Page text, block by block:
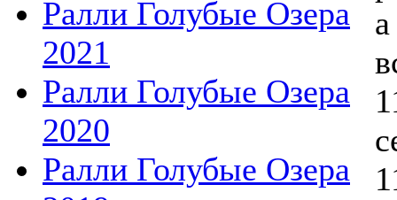
Ралли Голубые Озера
2021
Ралли Голубые Озера
2020
Ралли Голубые Озера